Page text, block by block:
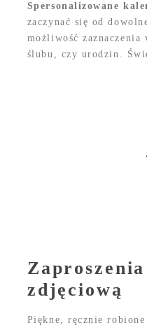
Spersonalizowane
zaczynać się od
możliwość
ślubu, czy urodzin.
zdjęciową
Piękne, ręcznie robione